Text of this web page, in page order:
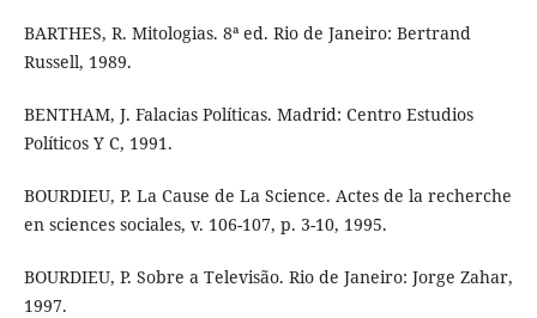
BARTHES, R. Mitologias. 8ª ed. Rio de Janeiro: Bertrand
Russell, 1989.
BENTHAM, J. Falacias Políticas. Madrid: Centro Estudios
Políticos Y C, 1991.
BOURDIEU, P. La Cause de La Science. Actes de la recherche
en sciences sociales, v. 106-107, p. 3-10, 1995.
BOURDIEU, P. Sobre a Televisão. Rio de Janeiro: Jorge Zahar,
1997.